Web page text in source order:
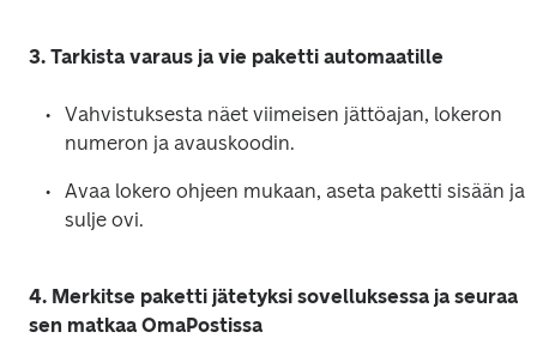
3. Tarkista varaus ja vie paketti automaatille
Vahvistuksesta näet viimeisen jättöajan, lokeron
numeron ja avauskoodin.
Avaa lokero ohjeen mukaan, aseta paketti sisään ja
sulje ovi.
4. Merkitse paketti jätetyksi sovelluksessa ja seuraa
sen matkaa OmaPostissa